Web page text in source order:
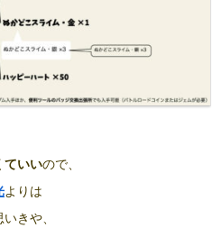
ていいので、
よりは
きや、